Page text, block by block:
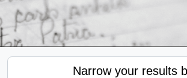
Narrow your results